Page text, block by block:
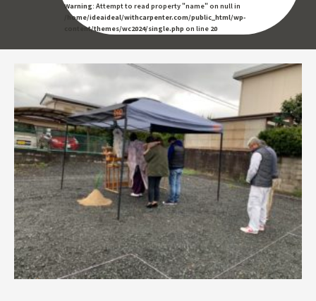
Warning: Attempt to read property "name" on null in
/home/ideaideal/withcarpenter.com/public_html/wp-
content/themes/wc2024/single.php on line 20